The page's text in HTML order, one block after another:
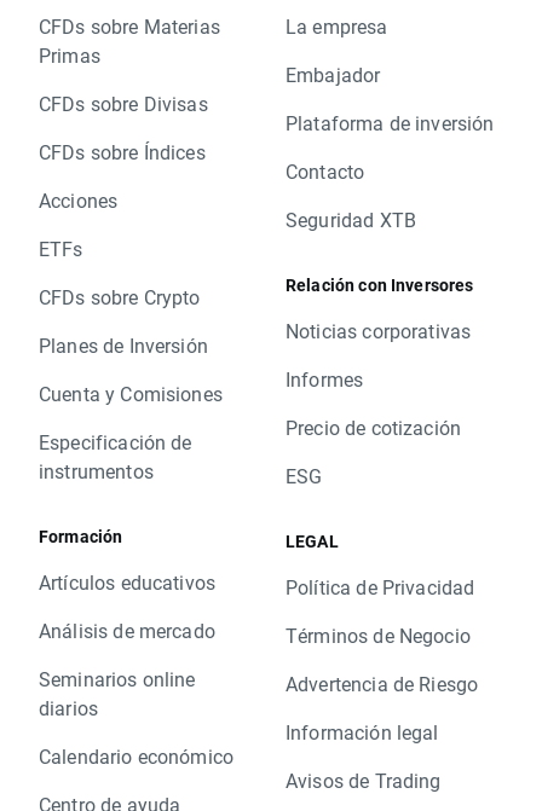
CFDs sobre Materias
Primas
CFDs sobre Divisas
CFDs sobre Índices
Acciones
ETFs
CFDs sobre Crypto
Planes de Inversión
Cuenta y Comisiones
Especificación de
instrumentos
Formación
Artículos educativos
Análisis de mercado
Seminarios online
diarios
Calendario económico
Centro de ayuda
La empresa
Embajador
Plataforma de inversión
Contacto
Seguridad XTB
Relación con Inversores
Noticias corporativas
Informes
Precio de cotización
ESG
LEGAL
Política de Privacidad
Términos de Negocio
Advertencia de Riesgo
Información legal
Avisos de Trading